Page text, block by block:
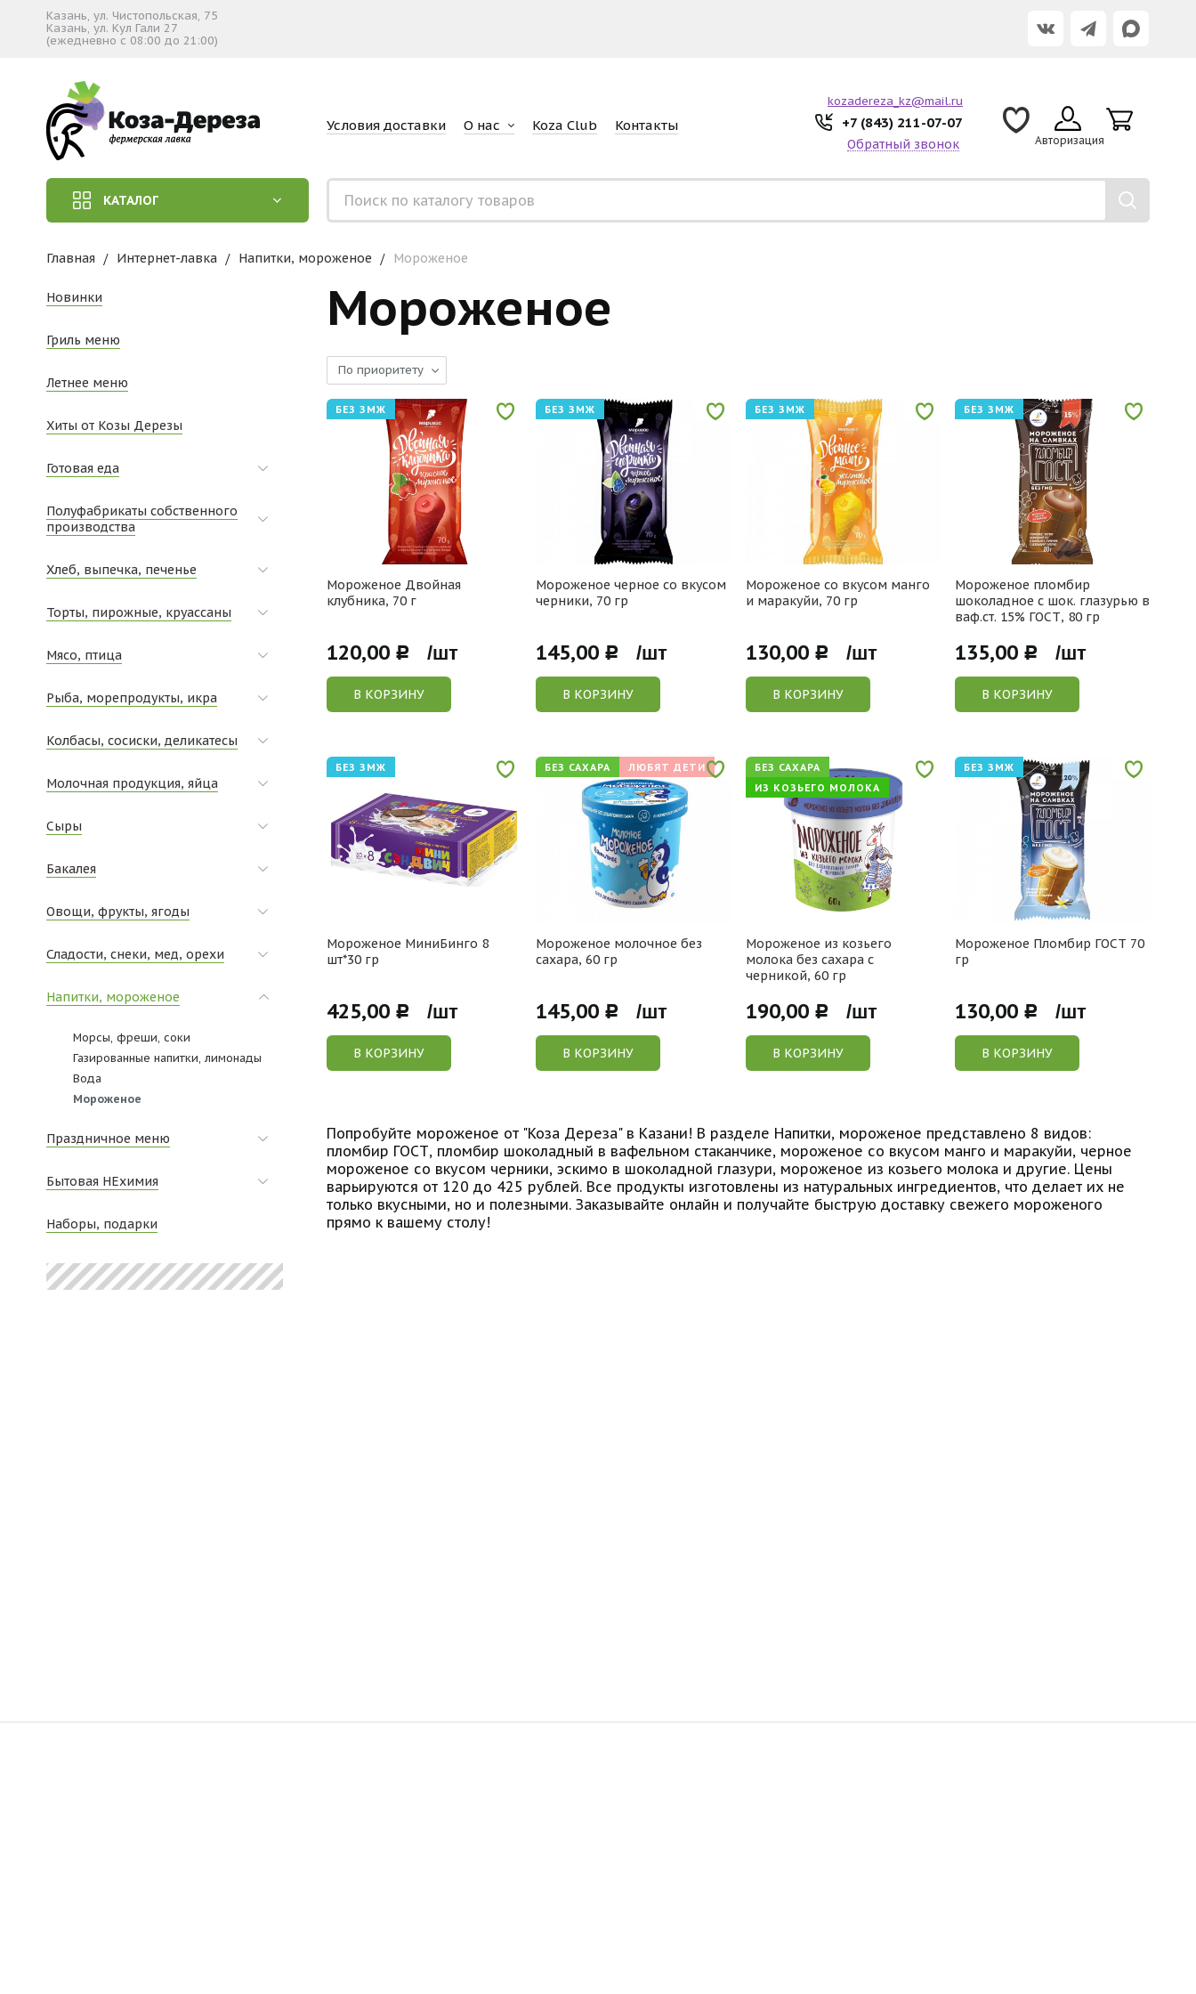
Казань, ул. Чистопольская, 75
Казань, ул. Кул Гали 27
(ежедневно с 08:00 до 21:00)
Условия доставки О нас Koza Club Контакты
kozadereza_kz@mail.ru
+7 (843) 211-07-07
Обратный звонок Авторизация
КАТАЛОГ
Главная Интернет-лавка Напитки, мороженое Мороженое
Новинки
Гриль меню
Летнее меню
Хиты от Козы Дерезы
Готовая еда
Полуфабрикаты собственного
производства
Хлеб, выпечка, печенье
Торты, пирожные, круассаны
Мясо, птица
Рыба, морепродукты, икра
Колбасы, сосиски, деликатесы
Молочная продукция, яйца
Сыры
Бакалея
Овощи, фрукты, ягоды
Сладости, снеки, мед, орехи
Напитки, мороженое
Морсы, фреши, соки
Газированные напитки, лимонады
Вода
Мороженое
Праздничное меню
Бытовая НЕхимия
Наборы, подарки
Мороженое
По приоритету
БЕЗ ЗМЖ
Мороженое Двойная
клубника, 70 г
120,00 Р /шт
В КОРЗИНУ
БЕЗ ЗМЖ
Мороженое черное со вкусом
черники, 70 гр
145,00 Р /шт
В КОРЗИНУ
БЕЗ ЗМЖ
Мороженое со вкусом манго
и маракуйи, 70 гр
130,00 Р /шт
В КОРЗИНУ
БЕЗ ЗМЖ
Мороженое пломбир
шоколадное с шок. глазурью в
ваф.ст. 15% ГОСТ, 80 гр
135,00 Р /шт
В КОРЗИНУ
БЕЗ ЗМЖ
Мороженое МиниБинго 8
шт*30 гр
425,00 Р /шт
В КОРЗИНУ
БЕЗ САХАРА ЛЮБЯТ ДЕТИ
Мороженое молочное без
сахара, 60 гр
145,00 Р /шт
В КОРЗИНУ
БЕЗ САХАРА
ИЗ КОЗЬЕГО МОЛОКА
Мороженое из козьего
молока без сахара с
черникой, 60 гр
190,00 Р /шт
В КОРЗИНУ
БЕЗ ЗМЖ
Мороженое Пломбир ГОСТ 70
гр
130,00 Р /шт
В КОРЗИНУ
Попробуйте мороженое от "Коза Дереза" в Казани! В разделе Напитки, мороженое представлено 8 видов:
пломбир ГОСТ, пломбир шоколадный в вафельном стаканчике, мороженое со вкусом манго и маракуйи, черное
мороженое со вкусом черники, эскимо в шоколадной глазури, мороженое из козьего молока и другие. Цены
варьируются от 120 до 425 рублей. Все продукты изготовлены из натуральных ингредиентов, что делает их не
только вкусными, но и полезными. Заказывайте онлайн и получайте быструю доставку свежего мороженого
прямо к вашему столу!